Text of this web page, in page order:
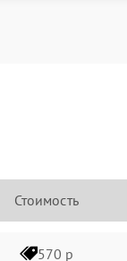
Стоимость
570 р